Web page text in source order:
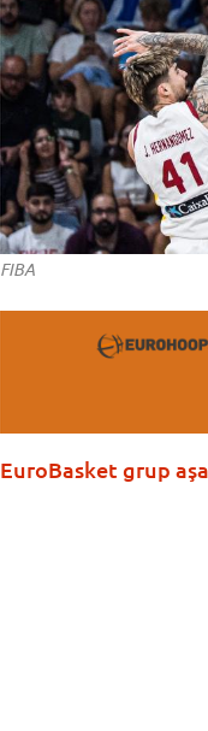
FIBA
EuroBasket grup